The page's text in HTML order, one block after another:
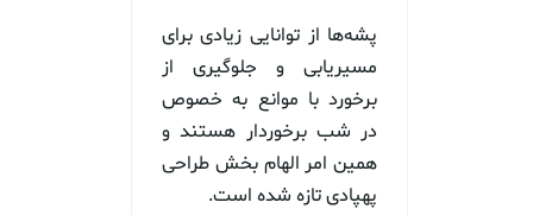
پشه‌ها از توانایی زیادی برای
مسیریابی و جلوگیری از
برخورد با موانع به خصوص
در شب برخوردار هستند و
همین امر الهام بخش طراحی
پهپادی تازه شده است.